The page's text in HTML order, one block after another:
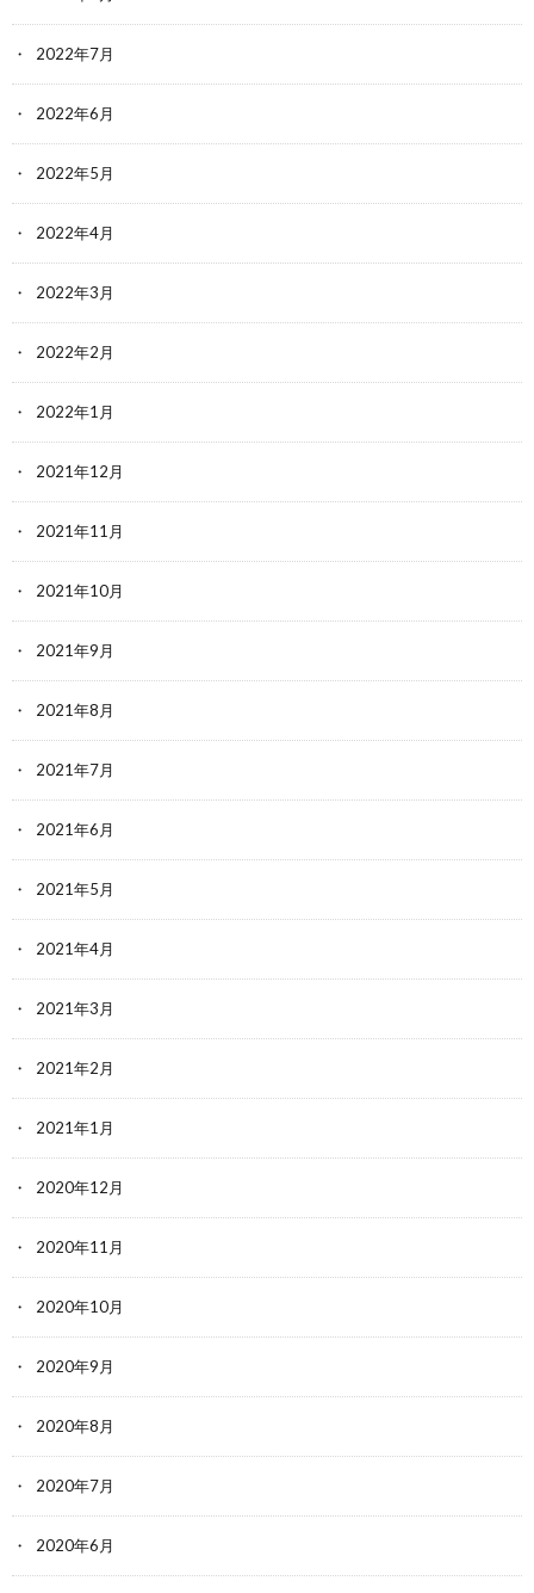
2022年7月
2022年6月
2022年5月
2022年4月
2022年3月
2022年2月
2022年1月
2021年12月
2021年11月
2021年10月
2021年9月
2021年8月
2021年7月
2021年6月
2021年5月
2021年4月
2021年3月
2021年2月
2021年1月
2020年12月
2020年11月
2020年10月
2020年9月
2020年8月
2020年7月
2020年6月